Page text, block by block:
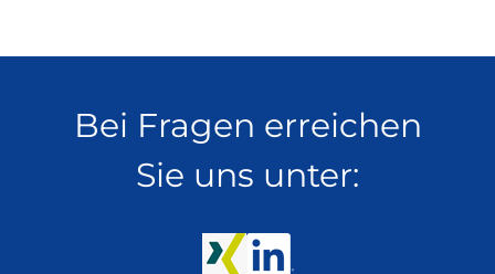
Bei Fragen erreichen
Sie uns unter: